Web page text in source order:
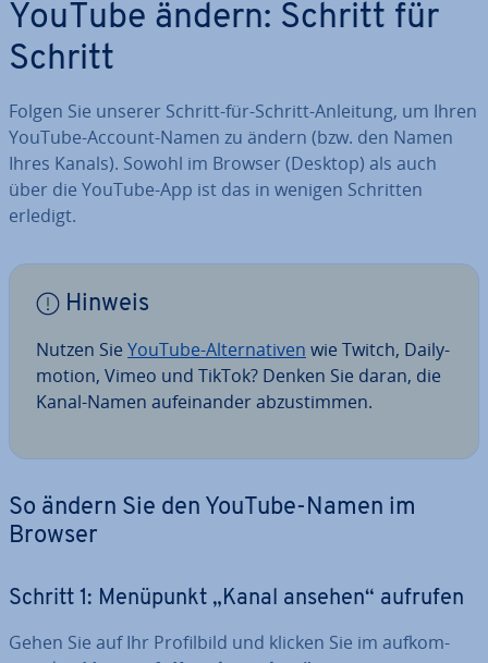
YouTube ändern: Schritt für
Schritt
Folgen Sie unserer Schritt-für-Schritt-Anleitung, um Ihren
YouTube-Account-Namen zu ändern (bzw. den Namen
Ihres Kanals). Sowohl im Browser (Desktop) als auch
über die YouTube-App ist das in wenigen Schritten
erledigt.
Hinweis
Nutzen Sie YouTube-Al­ter­na­ti­ven wie Twitch, Dai­ly­
mo­ti­on, Vimeo und TikTok? Denken Sie daran, die
Kanal-Namen auf­ein­an­der ab­zu­stim­men.
So ändern Sie den YouTube-Namen im
Browser
Schritt 1: Menüpunkt „Kanal ansehen“ aufrufen
Gehen Sie auf Ihr Pro­fil­bild und klicken Sie im auf­kom­